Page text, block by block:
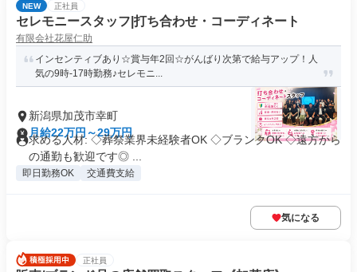
NEW 正社員
セレモニースタッフ|打ち合わせ・コーディネート
有限会社花屋仁助
インセンティブあり☆賞与年2回☆がんばり次第で給与アップ！人
気の9時-17時勤務♪セレモニ...
新潟県加茂市幸町
月給22万円～29万円
求める人材: ◇葬祭業界未経験者OK ◇ブランクOK ◇遠方から
の通勤も歓迎です◎ ...
即日勤務OK 交通費支給
気になる
正社員